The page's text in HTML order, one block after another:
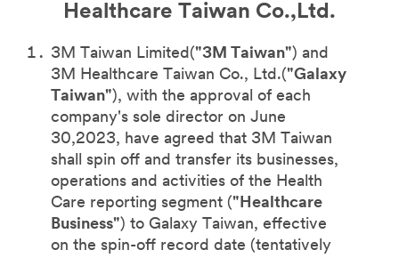
Healthcare Taiwan Co.,Ltd.
3M Taiwan Limited("3M Taiwan") and
3M Healthcare Taiwan Co., Ltd.("Galaxy
Taiwan"), with the approval of each
company's sole director on June
30,2023, have agreed that 3M Taiwan
shall spin off and transfer its businesses,
operations and activities of the Health
Care reporting segment ("Healthcare
Business") to Galaxy Taiwan, effective
on the spin-off record date (tentatively